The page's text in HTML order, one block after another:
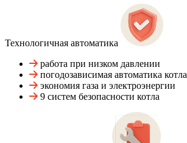
Технологичная автоматика
работа при низком давлении
погодозависимая автоматика котла
экономия газа и электроэнергии
9 систем безопасности котла